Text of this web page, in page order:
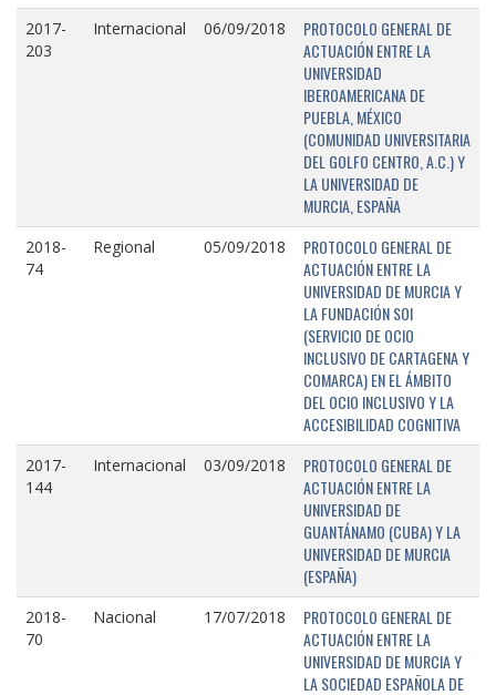
2017-
203
Internacional 06/09/2018
PROTOCOLO GENERAL DE
ACTUACIÓN ENTRE LA
UNIVERSIDAD
IBEROAMERICANA DE
PUEBLA, MÉXICO
(COMUNIDAD UNIVERSITARIA
DEL GOLFO CENTRO, A.C.) Y
LA UNIVERSIDAD DE
MURCIA, ESPAÑA
2018-
74
Regional 05/09/2018
PROTOCOLO GENERAL DE
ACTUACIÓN ENTRE LA
UNIVERSIDAD DE MURCIA Y
LA FUNDACIÓN SOI
(SERVICIO DE OCIO
INCLUSIVO DE CARTAGENA Y
COMARCA) EN EL ÁMBITO
DEL OCIO INCLUSIVO Y LA
ACCESIBILIDAD COGNITIVA
2017-
144
Internacional 03/09/2018
PROTOCOLO GENERAL DE
ACTUACIÓN ENTRE LA
UNIVERSIDAD DE
GUANTÁNAMO (CUBA) Y LA
UNIVERSIDAD DE MURCIA
(ESPAÑA)
2018-
70
Nacional 17/07/2018
PROTOCOLO GENERAL DE
ACTUACIÓN ENTRE LA
UNIVERSIDAD DE MURCIA Y
LA SOCIEDAD ESPAÑOLA DE